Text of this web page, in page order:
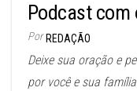
Podcast com
Por REDAÇÃO
Deixe sua oração e
por você e sua